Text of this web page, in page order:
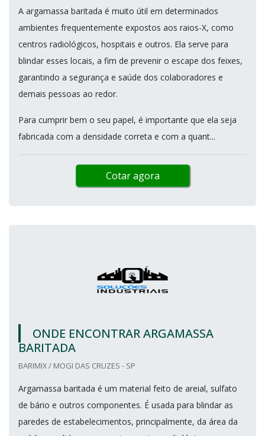
A argamassa baritada é muito útil em determinados
ambientes frequentemente expostos aos raios-X, como
centros radiológicos, hospitais e outros. Ela serve para
blindar esses locais, a fim de prevenir o escape dos feixes,
garantindo a segurança e saúde dos colaboradores e
demais pessoas ao redor.
Para cumprir bem o seu papel, é importante que ela seja
fabricada com a densidade correta e com a quant...
Cotar agora
ONDE ENCONTRAR ARGAMASSA
BARITADA
BARIMIX / MOGI DAS CRUZES - SP
Argamassa baritada é um material feito de areial, sulfato
de bário e outros componentes. É usada para blindar as
paredes de estabelecimentos, principalmente, da área da